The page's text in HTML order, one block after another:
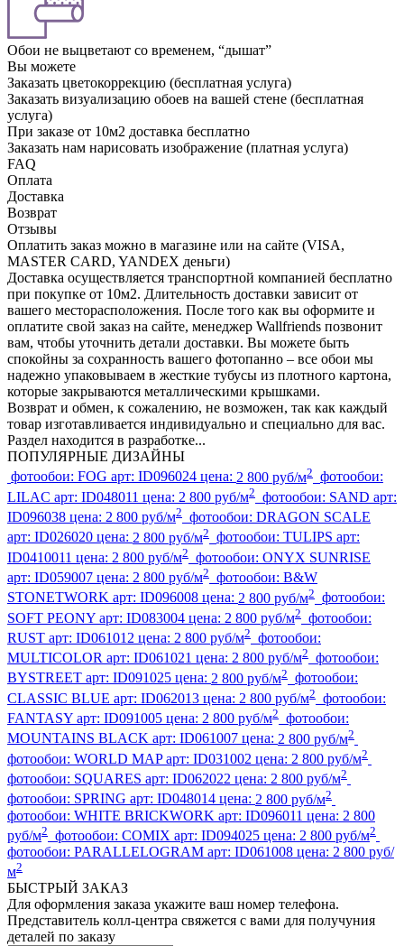
Обои не выцветают со временем, “дышат”
Вы можете
Заказать цветокоррекцию (бесплатная услуга)
Заказать визуализацию обоев на вашей стене (бесплатная
услуга)
При заказе от 10м2 доставка бесплатно
Заказать нам нарисовать изображение (платная услуга)
FAQ
Оплата
Доставка
Возврат
Отзывы
Оплатить заказ можно в магазине или на сайте (VISA,
MASTER CARD, YANDEX деньги)
Доставка осуществляется транспортной компанией бесплатно
при покупке от 10м2. Длительность доставки зависит от
вашего месторасположения. После того как вы оформите и
оплатите свой заказ на сайте, менеджер Wallfriends позвонит
вам, чтобы уточнить детали доставки. Вы можете быть
спокойны за сохранность вашего фотопанно – все обои мы
надежно упаковываем в жесткие тубусы из плотного картона,
которые закрываются металлическими крышками.
Возврат и обмен, к сожалению, не возможен, так как каждый
товар изготавливается индивидуально и специально для вас.
Раздел находится в разработке...
ПОПУЛЯРНЫЕ ДИЗАЙНЫ
фотообои: FOG арт: ID096024 цена: 2 800 руб/м2 фотообои:
LILAC арт: ID048011 цена: 2 800 руб/м2 фотообои: SAND арт:
ID096038 цена: 2 800 руб/м2 фотообои: DRAGON SCALE
арт: ID026020 цена: 2 800 руб/м2 фотообои: TULIPS арт:
ID0410011 цена: 2 800 руб/м2 фотообои: ONYX SUNRISE
арт: ID059007 цена: 2 800 руб/м2 фотообои: B&W
STONETWORK арт: ID096008 цена: 2 800 руб/м2 фотообои:
SOFT PEONY арт: ID083004 цена: 2 800 руб/м2 фотообои:
RUST арт: ID061012 цена: 2 800 руб/м2 фотообои:
MULTICOLOR арт: ID061021 цена: 2 800 руб/м2 фотообои:
BYSTREET арт: ID091025 цена: 2 800 руб/м2 фотообои:
CLASSIC BLUE арт: ID062013 цена: 2 800 руб/м2 фотообои:
FANTASY арт: ID091005 цена: 2 800 руб/м2 фотообои:
MOUNTAINS BLACK арт: ID061007 цена: 2 800 руб/м2
фотообои: WORLD MAPарт: ID031002 цена: 2 800 руб/м2
фотообои: SQUARES арт: ID062022 цена: 2 800 руб/м2
фотообои: SPRING арт: ID048014 цена: 2 800 руб/м2
фотообои: WHITE BRICKWORK арт: ID096011 цена: 2 800
руб/м2 фотообои: COMIX арт: ID094025 цена: 2 800 руб/м2
фотообои: PARALLELOGRAM арт: ID061008 цена: 2 800 руб/
м2
БЫСТРЫЙ ЗАКАЗ
Для оформления заказа укажите ваш номер телефона.
Представитель колл-центра свяжется с вами для получуния
деталей по заказу